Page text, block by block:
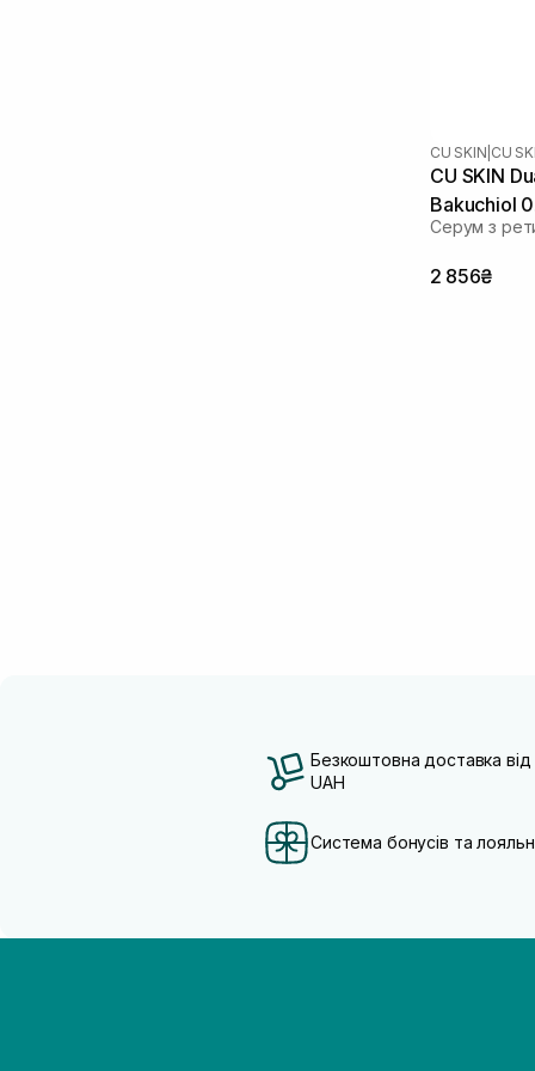
CU SKIN CU
CU SKIN
Bakuchiol
Серум з
2 856₴
Безкоштовна доставка
UAH
Система бонусів та